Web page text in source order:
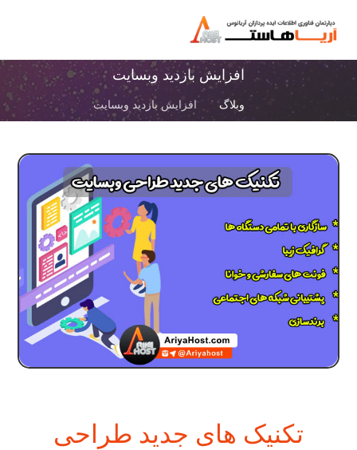
افزایش بازدید وبسایت
وبلاگ افزایش بازدید وبسایت
تکنیک های جدید طراحی